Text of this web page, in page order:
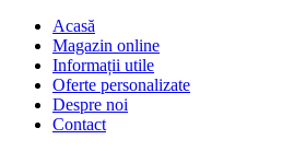
Acasă
Magazin online
Informații utile
Oferte personalizate
Despre noi
Contact